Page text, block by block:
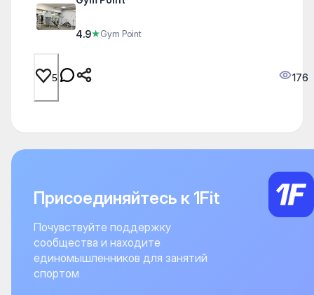
4.9★Gym Point
5 176
Присоединяйтесь к 1Fit
Почувствуйте поддержку
сообщества и находите
единомышленников для занятий
спортом